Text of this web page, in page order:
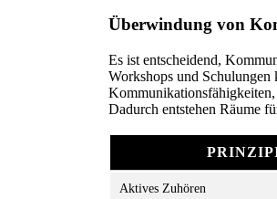
Überwindung von
Es ist entscheidend,
Workshops und
Dadurch entstehen Räume
Aktives Zuhören